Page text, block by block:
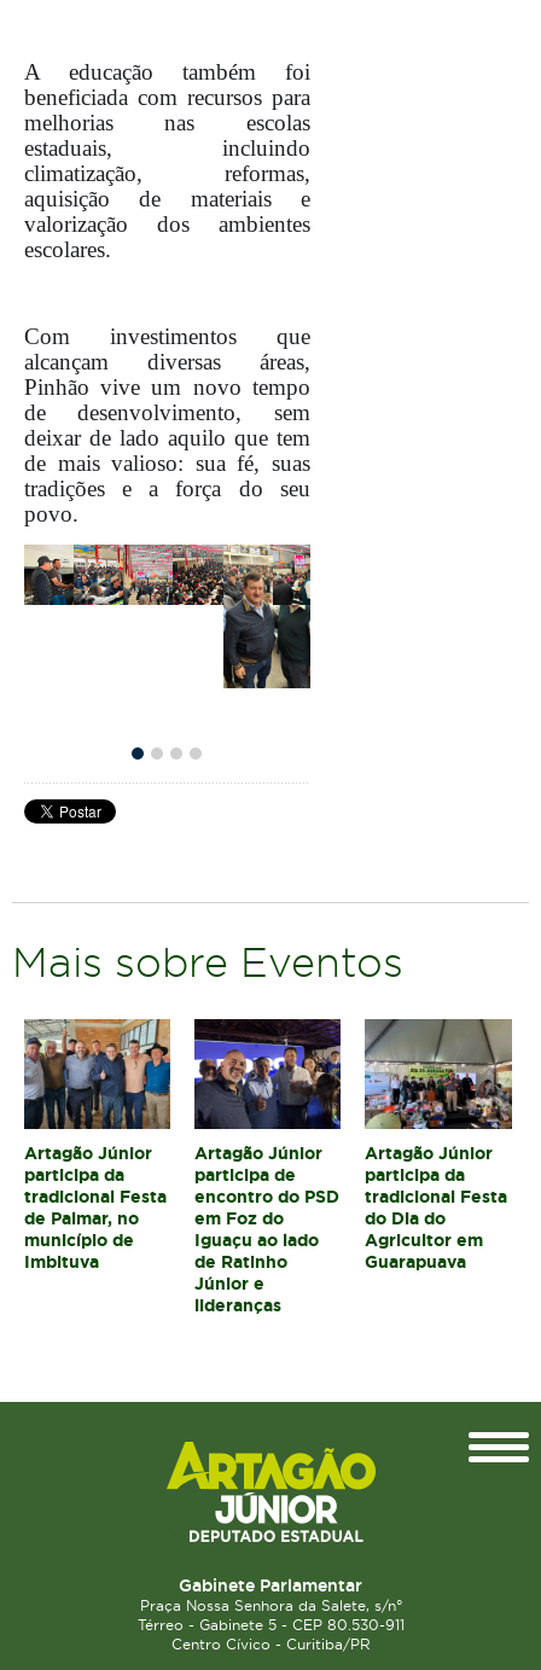
A educação também foi
beneficiada com recursos para
melhorias nas escolas
estaduais, incluindo
climatização, reformas,
aquisição de materiais e
valorização dos ambientes
escolares.
Com investimentos que
alcançam diversas áreas,
Pinhão vive um novo tempo
de desenvolvimento, sem
deixar de lado aquilo que tem
de mais valioso: sua fé, suas
tradições e a força do seu
povo.
Mais sobre Eventos
Artagão Júnior
participa da
tradicional Festa
de Palmar, no
município de
Imbituva
Artagão Júnior
participa de
encontro do PSD
em Foz do
Iguaçu ao lado
de Ratinho
Júnior e
lideranças
Artagão Júnior
participa da
tradicional Festa
do Dia do
Agricultor em
Guarapuava
Gabinete Parlamentar
Praça Nossa Senhora da Salete, s/n°
Térreo - Gabinete 5 - CEP 80.530-911
Centro Cívico - Curitiba/PR